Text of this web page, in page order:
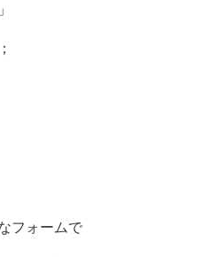
フォームで